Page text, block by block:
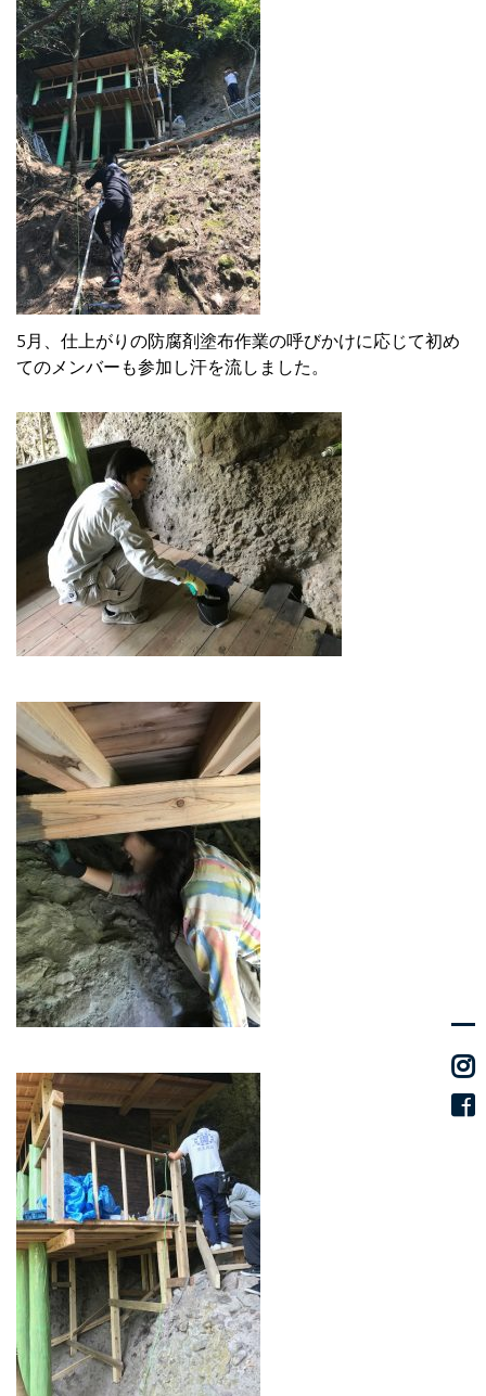
5月、仕上がりの防腐剤塗布作業の呼びかけに応じて初め
てのメンバーも参加し汗を流しました。